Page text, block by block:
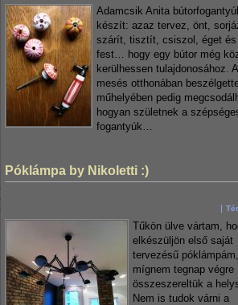
Adamcsik Anita
készít: azaz tervez, önt,
szárít, tisztít, csiszol, éget és
fest… hogy egy bútor még
kerülhessen tulajdonosához.
mesés otthonában
műhelyében pedig
hogyan születnek a
fogantyúk…
Póklámpa by Nikoletti :)
Tűkön ülve vártam,
elkészüljön első saját
tervezésű póklámpám,
mígnem tegnap végre
összeszereltük a
Nem is tudok várni a